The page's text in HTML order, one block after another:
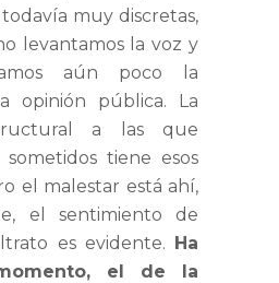
muy discretas,
levantamos la voz y
aún poco la
opinión pública. La
a las que
sometidos tiene esos
el malestar está ahí,
el sentimiento de
es evidente. Ha
el de la